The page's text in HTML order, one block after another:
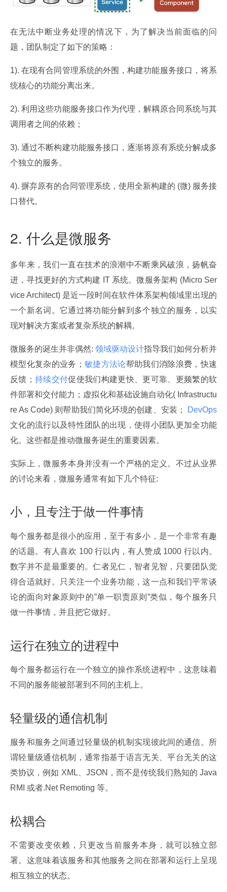
在无法中断业务处理的情况下，为了解决当前面临的问
题，团队制定了如下的策略：
1). 在现有合同管理系统的外围，构建功能服务接口，将系
统核心的功能分离出来。
2). 利用这些功能服务接口作为代理，解耦原合同系统与其
调用者之间的依赖；
3). 通过不断构建功能服务接口，逐渐将原有系统分解成多
个独立的服务。
4). 摒弃原有的合同管理系统，使用全新构建的 (微) 服务接
口替代。
2. 什么是微服务
多年来，我们一直在技术的浪潮中不断乘风破浪，扬帆奋
进，寻找更好的方式构建 IT 系统。微服务架构 (Micro Ser
vice Architect) 是近一段时间在软件体系架构领域里出现的
一个新名词。它通过将功能分解到多个独立的服务，以实
现对解决方案或者复杂系统的解耦。
微服务的诞生并非偶然: 领域驱动设计指导我们如何分析并
模型化复杂的业务； 敏捷方法论帮助我们消除浪费，快速
反馈； 持续交付促使我们构建更快、更可靠、更频繁的软
件部署和交付能力；虚拟化和基础设施自动化( Infrastructu
re As Code) 则帮助我们简化环境的创建、安装；
文化的流行以及特性团队的出现，使得小团队更加全功能
化。这些都是推动微服务诞生的重要因素。
实际上，微服务本身并没有一个严格的定义。不过从业界
的讨论来看，微服务通常有如下几个特征:
小，且专注于做一件事情
每个服务都是很小的应用，至于有多小，是一个非常有趣
的话题。有人喜欢 100 行以内，有人赞成 1000 行以内。
数字并不是最重要的。仁者见仁，智者见智，只要团队觉
得合适就好。只关注一个业务功能，这一点和我们平常谈
论的面向对象原则中的”单一职责原则”类似，每个服务只
做一件事情，并且把它做好。
运行在独立的进程中
每个服务都运行在一个独立的操作系统进程中，这意味着
不同的服务能被部署到不同的主机上。
轻量级的通信机制
服务和服务之间通过轻量级的机制实现彼此间的通信。所
谓轻量级通信机制，通常指基于语言无关、平台无关的这
类协议，例如 XML、JSON，而不是传统我们熟知的 Java
RMI 或者.Net Remoting 等。
松耦合
不需要改变依赖，只更改当前服务本身，就可以独立部
署。这意味着该服务和其他服务之间在部署和运行上呈现
相互独立的状态。